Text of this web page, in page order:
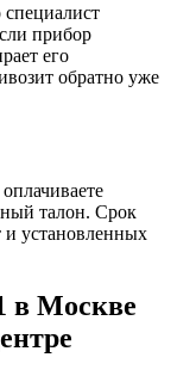
прибор
его
обратно уже
талон. Срок
и установленных
в Москве